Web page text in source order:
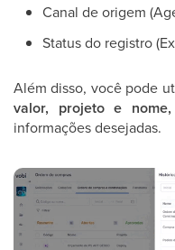
Canal de origem
Status do registro
Além disso, você pode
valor, projeto e nome,
informações desejadas.